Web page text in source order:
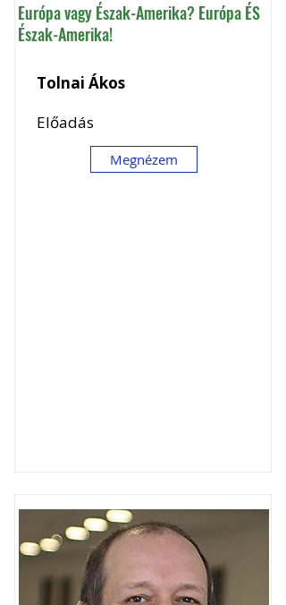
Európa vagy Észak-Amerika? Európa ÉS
Észak-Amerika!
Tolnai Ákos
Előadás
Megnézem